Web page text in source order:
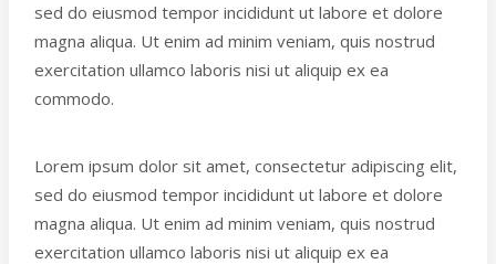
sed do eiusmod tempor incididunt ut labore et dolore
magna aliqua. Ut enim ad minim veniam, quis nostrud
exercitation ullamco laboris nisi ut aliquip ex ea
commodo.
Lorem ipsum dolor sit amet, consectetur adipiscing elit,
sed do eiusmod tempor incididunt ut labore et dolore
magna aliqua. Ut enim ad minim veniam, quis nostrud
exercitation ullamco laboris nisi ut aliquip ex ea